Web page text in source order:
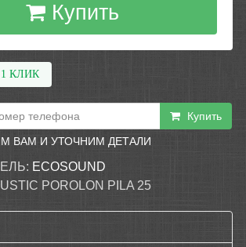
Купить
КЛИК
Купить
ВАМ И УТОЧНИМ ДЕТАЛИ
ECOSOUND
POROLON PILA 25